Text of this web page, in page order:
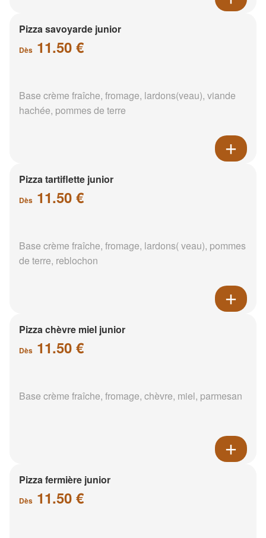
Pizza savoyarde junior
Dès 11.50 €
Base crème fraîche, fromage, lardons(veau), viande
hachée, pommes de terre
Pizza tartiflette junior
Dès 11.50 €
Base crème fraîche, fromage, lardons( veau), pommes
de terre, reblochon
Pizza chèvre miel junior
Dès 11.50 €
Base crème fraîche, fromage, chèvre, miel, parmesan
Pizza fermière junior
Dès 11.50 €